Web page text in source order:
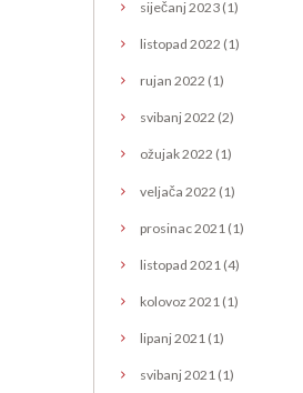
siječanj2023(1)
listopad 2022 (1)
rujan 2022 (1)
svibanj2022 (2)
ožujak2022 (1)
veljača 2022 (1)
prosinac2021 (1)
listopad 2021 (4)
kolovoz 2021(1)
lipanj2021(1)
svibanj2021(1)